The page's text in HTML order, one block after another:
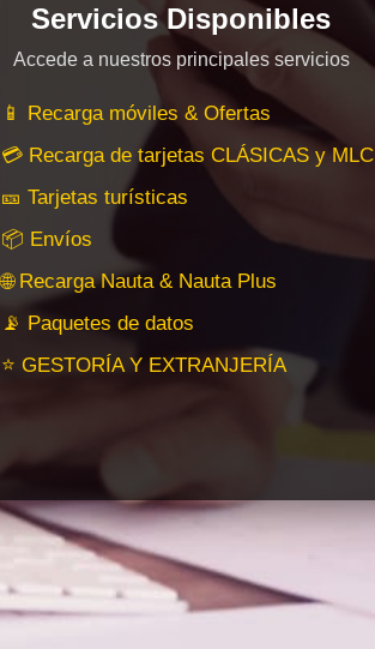
Servicios Disponibles
Accede a nuestros principales servicios
📱 Recarga móviles & Ofertas
💳 Recarga de tarjetas CLÁSICAS y MLC
🎫 Tarjetas turísticas
📦 Envíos
🌐 Recarga Nauta & Nauta Plus
📡 Paquetes de datos
⭐ GESTORÍA Y EXTRANJERÍA